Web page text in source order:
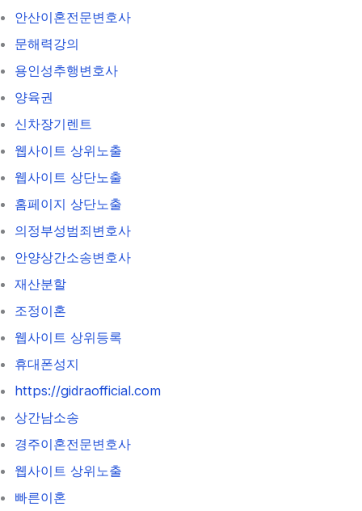
안산이혼전문변호사
문해력강의
용인성추행변호사
양육권
신차장기렌트
웹사이트 상위노출
웹사이트 상단노출
홈페이지 상단노출
의정부성범죄변호사
안양상간소송변호사
재산분할
조정이혼
웹사이트 상위등록
휴대폰성지
https://gidraofficial.com
상간남소송
경주이혼전문변호사
웹사이트 상위노출
빠른이혼